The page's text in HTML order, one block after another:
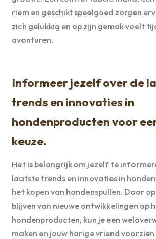
riem en geschikt speelgoed zorgen
zich gelukkig en op zijn gemak voelt
avonturen.
Informeer jezelf over de
trends en innovaties in
hondenproducten voor
keuze.
Het is belangrijk om jezelf te
laatste trends en innovaties in
het kopen van hondenspullen. Door
blijven van nieuwe ontwikkelingen op
hondenproducten, kun je een
maken en jouw harige vriend voorzien